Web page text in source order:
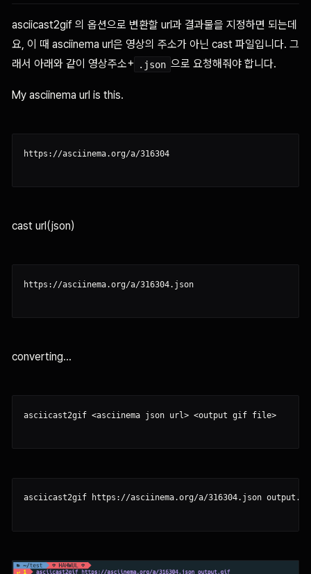
asciicast2gif 의 옵션으로 변환할 url과 결과물을 지정하면 되는데
요, 이 때 asciinema url은 영상의 주소가 아닌 cast 파일입니다. 그
래서 아래와 같이 영상주소+
.json 으로 요청해줘야 합니다.
My asciinema url is this.
https://asciinema.org/a/316304
cast url(json)
https://asciinema.org/a/316304.json
converting...
asciicast2gif <asciinema json url> <output gif file>
asciicast2gif https://asciinema.org/a/316304.json